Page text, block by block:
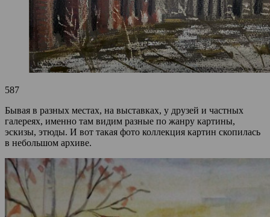
587
Бывая в разных местах, на выставках, у друзей и частных
галереях, именно там видим разные по жанру картины,
эскизы, этюды. И вот такая фото коллекция картин скопилась
в небольшом архиве.